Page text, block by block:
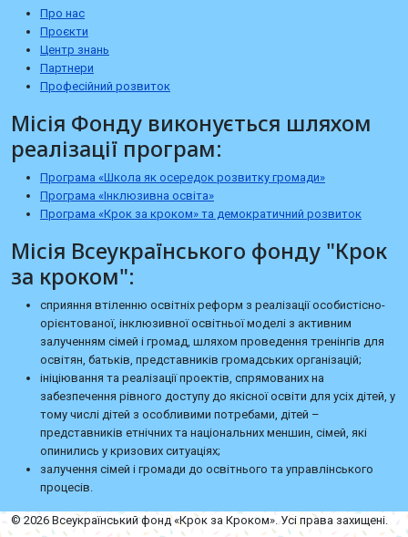
Про нас
Проєкти
Центр знань
Партнери
Професійний розвиток
Місія Фонду виконується шляхом
реалізації програм:
Програма «Школа як осередок розвитку громади»
Програма «Інклюзивна освіта»
Програма «Крок за кроком» та демократичний розвиток
Місія Всеукраїнського фонду "Крок
за кроком":
сприяння втіленню освітніх реформ з реалізації особистісно-
орієнтованої, інклюзивної освітньої моделі з активним
залученням сімей і громад, шляхом проведення тренінгів для
освітян, батьків, представників громадських організацій;
ініціювання та реалізації проектів, спрямованих на
забезпечення рівного доступу до якісної освіти для усіх дітей, у
тому числі дітей з особливими потребами, дітей –
представників етнічних та національних меншин, сімей, які
опинились у кризових ситуаціях;
залучення сімей і громади до освітнього та управлінського
процесів.
© 2026 Всеукраїнський фонд «Крок за Кроком». Усі права захищені.